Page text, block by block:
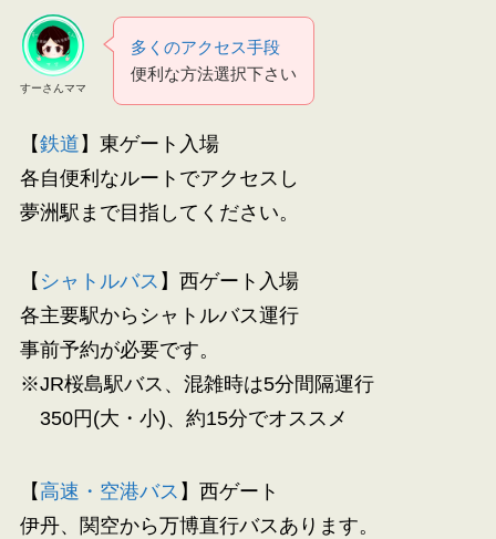
すーさんママ
多くのアクセス手段
便利な方法選択下さい
【鉄道 】東ゲート入場
各自便利なルートでアクセスし
夢洲駅まで目指してください。
【 シャトルバス 】西ゲート入場
各主要駅からシャトルバス運行
事前予約が必要です。
※JR桜島駅バス、混雑時は5分間隔運行
350円(大・小)、約15分でオススメ
【 高速・空港バス 】西ゲート
伊丹、関空から万博直行バスあります。